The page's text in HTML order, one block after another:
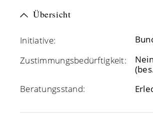
Übersicht
Initiative:
Zustimmungsbedürftigkeit:
Beratungsstand: